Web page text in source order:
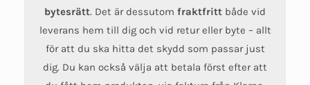
bytesrätt. Det är dessutom fraktfritt både vid
leverans hem till dig och vid retur eller byte – allt
för att du ska hitta det skydd som passar just
dig. Du kan också välja att betala först efter att